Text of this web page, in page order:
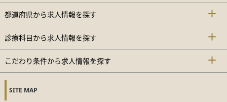
都道府県から求人情報を探す
診療科目から求人情報を探す
こだわり条件から求人情報を探す
SITE MAP